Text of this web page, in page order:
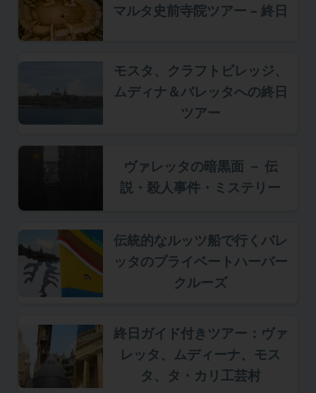
マルタ史前寺院ツアー – 終日
モスタ、クラフトビレッジ、
ムディナ＆バレッタへの終日
ツアー
ヴァレッタの暗黒面 － 伝
説・殺人事件・ミステリー
伝統的なルッツ船で行くバレ
ッタのプライベートハーバー
クルーズ
終日ガイド付きツアー：ヴァ
レッタ、ムディーナ、モス
タ、タ・カリ工芸村